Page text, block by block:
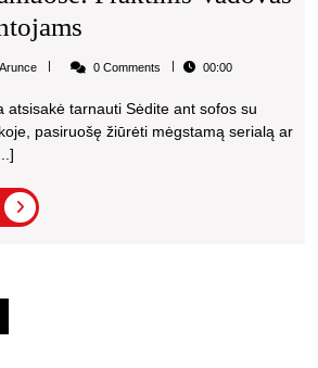
Savarankiškai
Ir
ArunceArunce 0 Comments 00:00
pasiruošę žiūrėti mėgstamą serialą ar
Pilnas
Straipsnis